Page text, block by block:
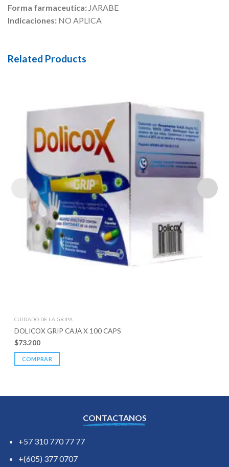
Forma farmaceutica: JARABE
Indicaciones: NO APLICA
Related Products
CUIDADO DE LA GRIPA
DOLICOX GRIP CAJA X 100 CAPS
$73.200
COMPRAR
CONTACTANOS
+57 310 770 77 77
+(605) 377 0707